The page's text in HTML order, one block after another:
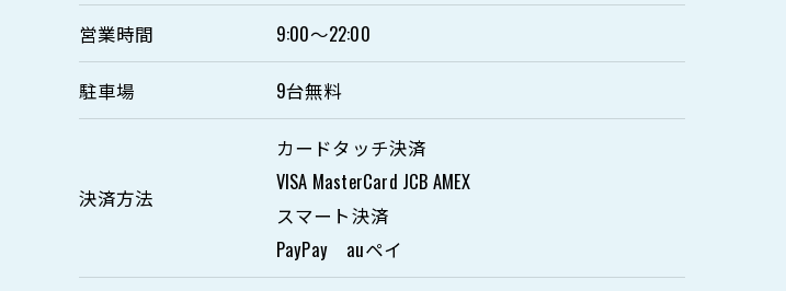
営業時間 9:00～22:00
駐車場 9台無料
決済方法
カードタッチ決済
VISA MasterCard JCB AMEX
スマート決済
PayPay auペイ